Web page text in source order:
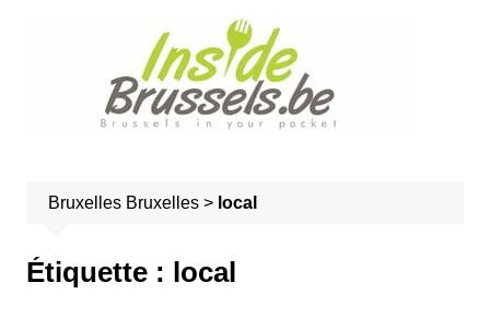
Bruxelles Bruxelles> local
Étiquette : local